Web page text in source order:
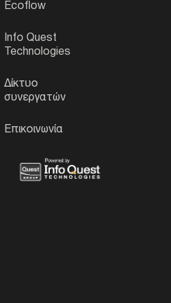
Ecoflow
Info Quest
Technologies
Δίκτυο
συνεργατών
Επικοινωνία